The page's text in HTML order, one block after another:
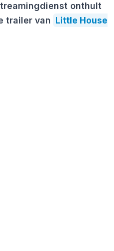
onthult
trailer van Little House